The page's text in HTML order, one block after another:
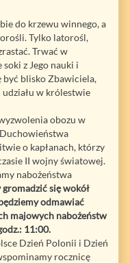
do krzewu winnego, a
Tylko latorośl,
Trwać w
z Jego nauki i
być blisko Zbawiciela,
udziału w królestwie
obozu w
o kapłanach, którzy
II wojny światowej.
nabożeństwa
się wokół
odmawiać
majowych nabożeństw
11:00.
Dzień Polonii i Dzień
rocznicę